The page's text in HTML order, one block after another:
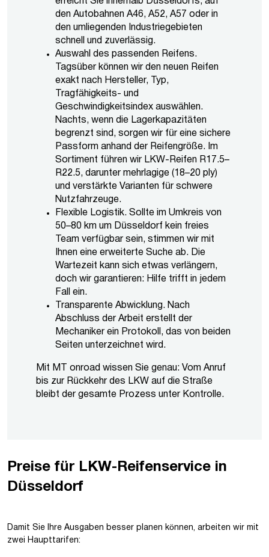
den Autobahnen A46, A52, A57 oder in
den umliegenden Industriegebieten
schnell und zuverlässig.
Auswahl des passenden Reifens.
Tagsüber können wir den neuen Reifen
exakt nach Hersteller, Typ,
Tragfähigkeits- und
Geschwindigkeitsindex auswählen.
Nachts, wenn die Lagerkapazitäten
begrenzt sind, sorgen wir für eine sichere
Passform anhand der Reifengröße. Im
Sortiment führen wir LKW-Reifen R17.5–
R22.5, darunter mehrlagige (18–20 ply)
und verstärkte Varianten für schwere
Nutzfahrzeuge.
Flexible Logistik. Sollte im Umkreis von
50–80 km um Düsseldorf kein freies
Team verfügbar sein, stimmen wir mit
Ihnen eine erweiterte Suche ab. Die
Wartezeit kann sich etwas verlängern,
doch wir garantieren: Hilfe trifft in jedem
Fall ein.
Transparente Abwicklung. Nach
Abschluss der Arbeit erstellt der
Mechaniker ein Protokoll, das von beiden
Seiten unterzeichnet wird.
Mit MT onroad wissen Sie genau: Vom Anruf
bis zur Rückkehr des LKW auf die Straße
bleibt der gesamte Prozess unter Kontrolle.
Preise für LKW-Reifenservice in
Düsseldorf
Damit Sie Ihre Ausgaben besser planen können, arbeiten wir mit
zwei Haupttarifen: